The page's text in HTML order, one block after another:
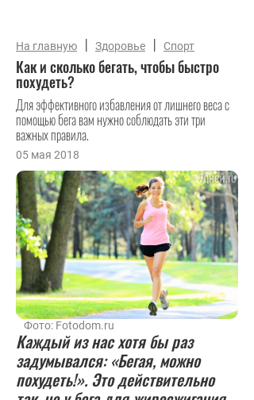
На главную | Здоровье | Спорт
Как и сколько бегать, чтобы быстро
похудеть?
Для эффективного избавления от лишнего веса с
помощью бега вам нужно соблюдать эти три
важных правила.
05 мая 2018
Фото: Fotodom.ru
Каждый из нас хотя бы раз
задумывался: «Бегая, можно
похудеть!». Это действительно